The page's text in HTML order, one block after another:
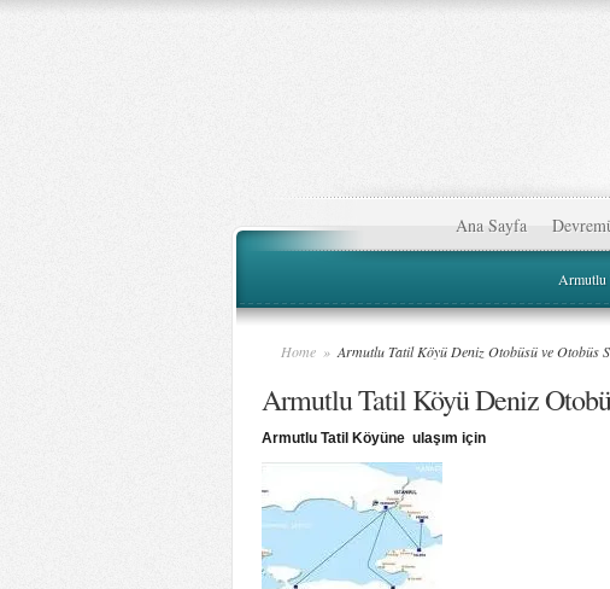
Ana Sayfa
Armutlu
Home » Armutlu Tatil Köyü Deniz Otobüsü ve Otobüs
Armutlu Tatil Köyü Deniz
Armutlu Tatil Köyüne ulaşım için